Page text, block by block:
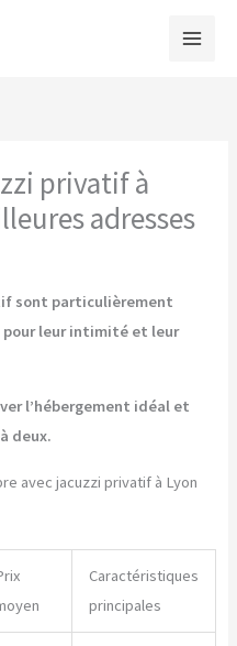
privatif à
adresses
sont particulièrement
pour leur intimité et leur
l’hébergement idéal et
deux.
avec jacuzzi privatif à Lyon
Caractéristiques
principales